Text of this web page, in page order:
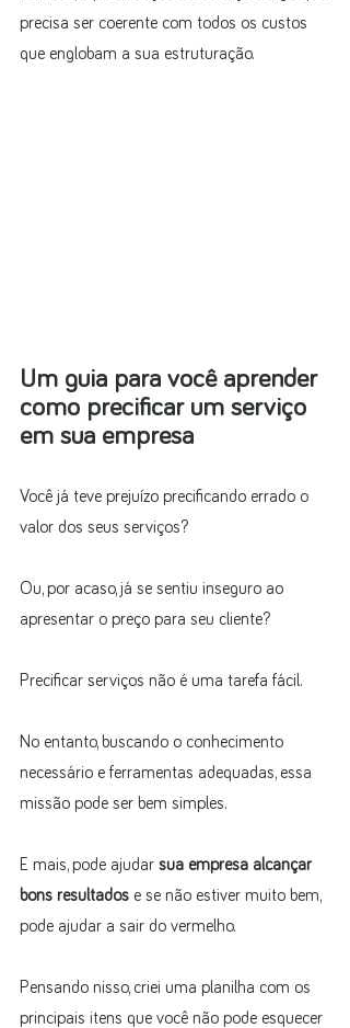
precisa ser coerente com todos os custos
que englobam a sua estruturação.
Um guia para você aprender
como precificar um serviço
em sua empresa
Você já teve prejuízo precificando errado o
valor dos seus serviços?
Ou, por acaso, já se sentiu inseguro ao
apresentar o preço para seu cliente?
Precificar serviços não é uma tarefa fácil.
No entanto, buscando o conhecimento
necessário e ferramentas adequadas, essa
missão pode ser bem simples.
E mais, pode ajudar sua empresa alcançar
bons resultados e se não estiver muito bem,
pode ajudar a sair do vermelho.
Pensando nisso, criei uma planilha com os
principais itens que você não pode esquecer